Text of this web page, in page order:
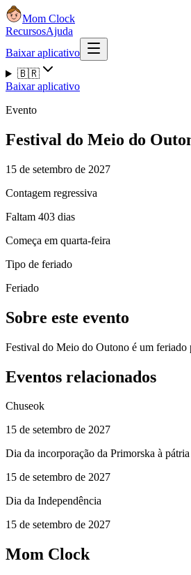
Mom Clock
RecursosAjuda
Baixar aplicativo
🇧🇷
Baixar aplicativo
Evento
Festival do Meio do
15 de setembro de 2027
Contagem regressiva
Faltam 403 dias
Começa em quarta-feira
Tipo de feriado
Feriado
Sobre este evento
Festival do Meio do Outono é um feriado
Eventos relacionados
Chuseok
15 de setembro de 2027
Dia da incorporação da Primorska à pátria
15 de setembro de 2027
Dia da Independência
15 de setembro de 2027
Mom Clock